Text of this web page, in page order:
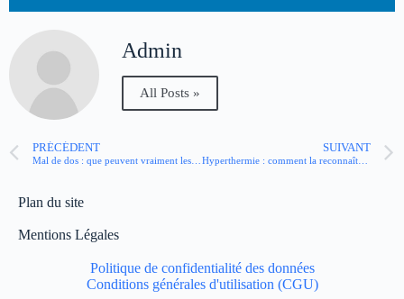
Admin
All Posts »
PRÉCÉDENT SUIVANT
Hyperthermie : comment la reconnaître et réagir efficacement ?
Plan du site
Mentions Légales
Politique de confidentialité des données
Conditions générales d'utilisation (CGU)